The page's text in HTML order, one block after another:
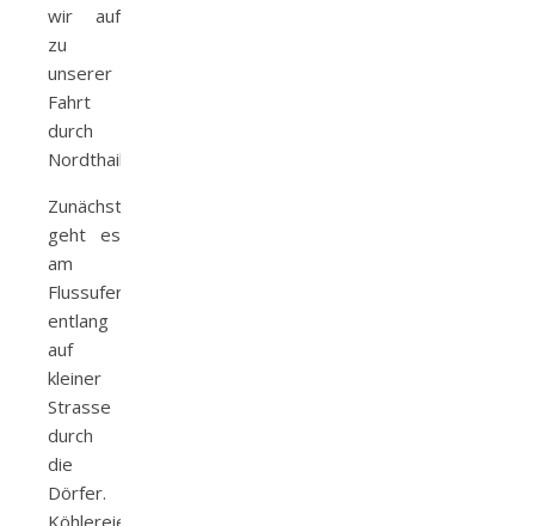
wir auf
zu
unserer
Fahrt
durch
Nordthailand.
Zunächst
geht es
am
Flussufer
entlang
auf
kleiner
Strasse
durch
die
Dörfer.
Köhlereien,